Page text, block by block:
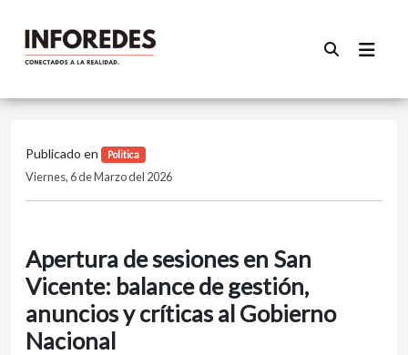
Publicado en Politica
Viernes, 6 de Marzo del 2026
Apertura de sesiones en San
Vicente: balance de gestión,
anuncios y críticas al Gobierno
Nacional